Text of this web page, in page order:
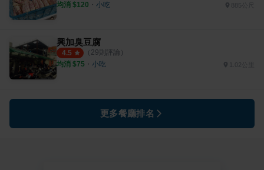
均消 $120 ・ 小吃 885公尺
興加臭豆腐
4.5 （ 29則評論）
均消 $75 ・ 小吃
更多餐廳排名